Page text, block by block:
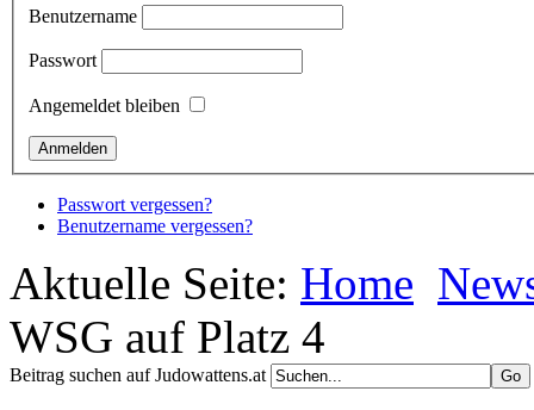
Benutzername
Passwort
Angemeldet bleiben
Passwort vergessen?
Benutzername vergessen?
Aktuelle Seite: Home
WSG auf Platz 4
Beitrag suchen auf Judowattens.at